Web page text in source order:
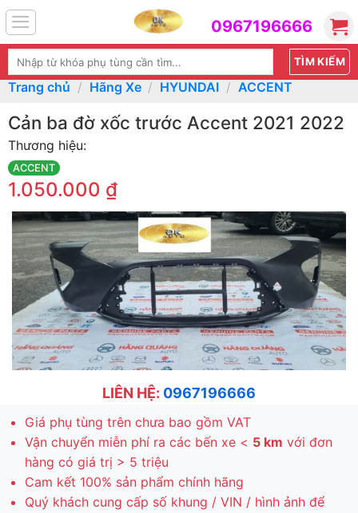
Skip
to
content
0967196666
Trang chủ / Hãng Xe / HYUNDAI / ACCENT
Cản ba đờ xốc trước Accent 2021 2022
Thương hiệu:
ACCENT
1.050.000 ₫
LIÊN HỆ: 0967196666
Giá phụ tùng trên chưa bao gồm VAT
Vận chuyển miễn phí ra các bến xe < 5 km với đơn
hàng có giá trị > 5 triệu
Cam kết 100% sản phẩm chính hãng
Quý khách cung cấp số khung / VIN / hình ảnh để